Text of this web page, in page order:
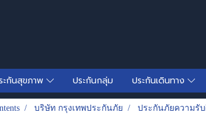
ะกันสุขภาพ ประกันกลุ่ม ประกันเดินทาง
บริษัท กรุงเทพประกันภัย ประกันภัยความรั